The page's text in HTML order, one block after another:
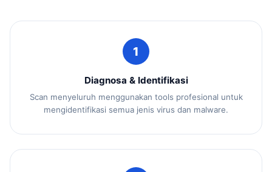
1
Diagnosa & Identifikasi
Scan menyeluruh menggunakan tools profesional untuk
mengidentifikasi semua jenis virus dan malware.